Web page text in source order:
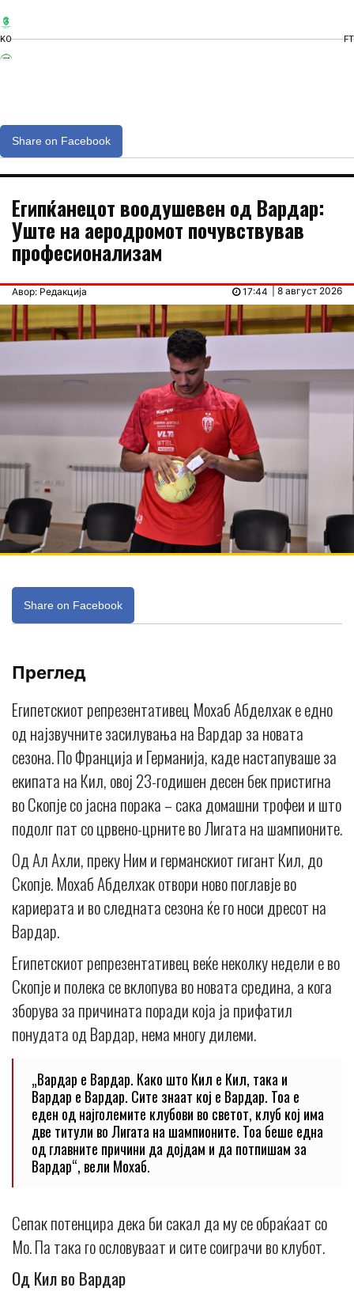
KO FT
Share on Facebook
Египќанецот воодушевен од Вардар:
Уште на аеродромот почувствував
професионализам
Авор: Редакција | 8 август 2026
17:44
Share on Facebook
Преглед
Египетскиот репрезентативец Мохаб Абделхак е едно
од најзвучните засилувања на Вардар за новата
сезона. По Франција и Германија, каде настапуваше за
екипата на Кил, овој 23-годишен десен бек пристигна
во Скопје со јасна порака – сака домашни трофеи и што
подолг пат со црвено-црните во Лигата на шампионите.
Од Ал Ахли, преку Ним и германскиот гигант Кил, до
Скопје. Мохаб Абделхак отвори ново поглавје во
кариерата и во следната сезона ќе го носи дресот на
Вардар.
Египетскиот репрезентативец веќе неколку недели е во
Скопје и полека се вклопува во новата средина, а кога
зборува за причината поради која ја прифатил
понудата од Вардар, нема многу дилеми.
„Вардар е Вардар. Како што Кил е Кил, така и
Вардар е Вардар. Сите знаат кој е Вардар. Тоа е
еден од најголемите клубови во светот, клуб кој има
две титули во Лигата на шампионите. Тоа беше една
од главните причини да дојдам и да потпишам за
Вардар“, вели Мохаб.
Сепак потенцира дека би сакал да му се обраќаат со
Мо. Па така го ословуваат и сите соиграчи во клубот.
Од Кил во Вардар